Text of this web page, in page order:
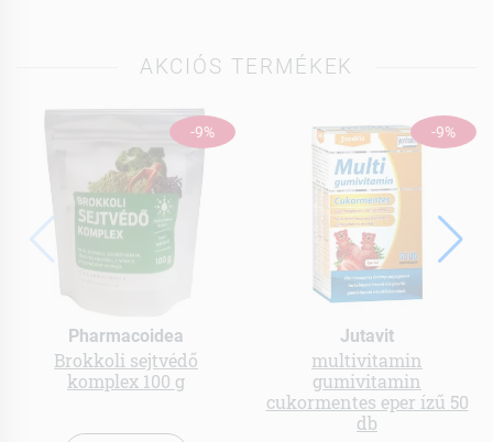
AKCIÓS TERMÉKEK
-9%
Pharmacoidea
Brokkoli sejtvédő
komplex 100 g
-9%
Jutavit
multivitamin
gumivitamin
cukormentes eper ízű 50
db